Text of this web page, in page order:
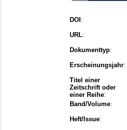
DOI :
URL:
Dokumenttyp:
Erscheinungsjahr:
Titel einer
Zeitschrift oder
einer Reihe:
Band/Volume:
Heft/Issue: